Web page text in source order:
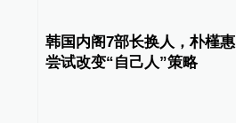
韩国内阁7部长换人，朴槿惠
尝试改变“自己人”策略